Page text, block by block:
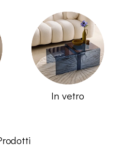
In vetro